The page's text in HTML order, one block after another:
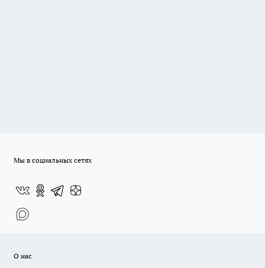
Мы в социальных сетях
О нас